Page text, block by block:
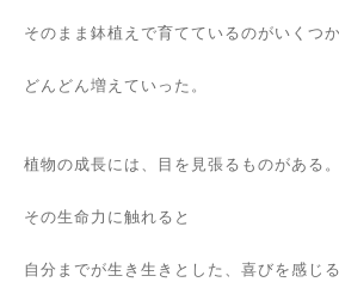
そのまま鉢植えで育てているのがいくつか
どんどん増えていった。
植物の成長には、目を見張るものがある。
その生命力に触れると
自分までが生き生きとした、喜びを感じ